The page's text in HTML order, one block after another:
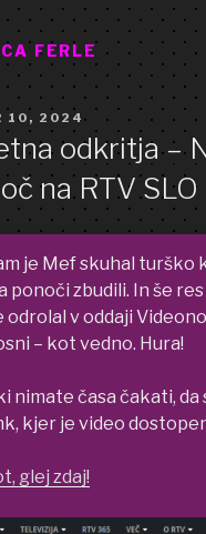
FERLE
10, 2024
odkritja –
na RTV SLO
je Mef skuhal turško
ponoči zbudili. In še
odrolal v oddaji
– kot vedno. Hura!
nimate časa čakati,
kjer je video
glej zdaj!